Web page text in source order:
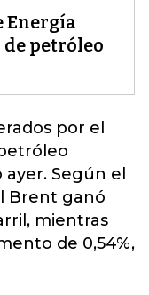
Energía
de petróleo
por el
Según el
Brent ganó
mientras
de 0,54%,